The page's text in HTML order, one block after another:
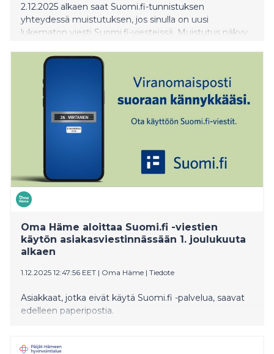
2.12.2025 alkaen saat Suomi.fi-tunnistuksen
yhteydessä muistutuksen, jos sinulla on uusi
lukematon viesti Suomi.fi-viesteissä. Muistutus näkyy,
sähköisiin asiointipalveluihin. Muutos auttaa
varmistamaan, että tärkeät viranomaisviestit, kuten
päätökset, laskut ja ajanvarauskirjeet, tulevat varmasti
huomatuiksi.
Oma Häme aloittaa Suomi.fi -viestien
käytön asiakasviestinnässään 1. joulukuuta
alkaen
1.12.2025 12:47:56 EET | Oma Häme | Tiedote
Asiakkaat, jotka eivät käytä Suomi.fi -palvelua, saavat
edelleen paperipostia.